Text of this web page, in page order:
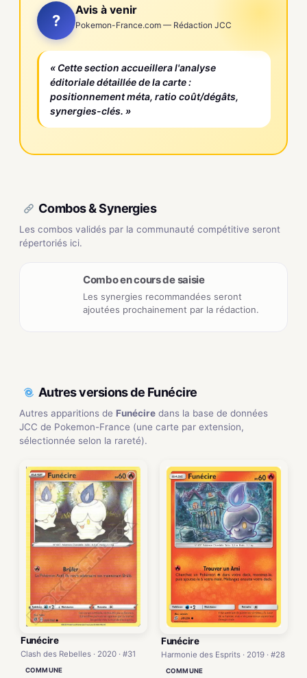
?
Avis à venir
Pokemon-France.com — Rédaction JCC
« Cette section accueillera l'analyse
éditoriale détaillée de la carte :
positionnement méta, ratio coût/dégâts,
synergies-clés. »
Combos & Synergies
Les combos validés par la communauté compétitive seront
répertoriés ici.
Combo en cours de saisie
Les synergies recommandées seront
ajoutées prochainement par la rédaction.
Autres versions de Funécire
Autres apparitions de Funécire dans la base de données
JCC de Pokemon-France (une carte par extension,
sélectionnée selon la rareté).
Funécire
Clash des Rebelles · 2020 · #31
COMMUNE
Funécire
Harmonie des Esprits · 2019 · #28
COMMUNE